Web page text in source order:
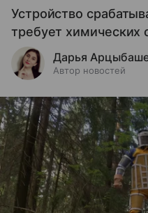
Устройство
требует химических
Дарья
Автор новостей